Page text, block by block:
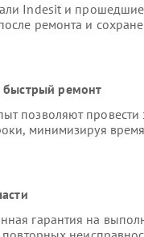
Indesit и
ремонта и
быстрый ремонт
позволяют провести
минимизируя время
гарантия на